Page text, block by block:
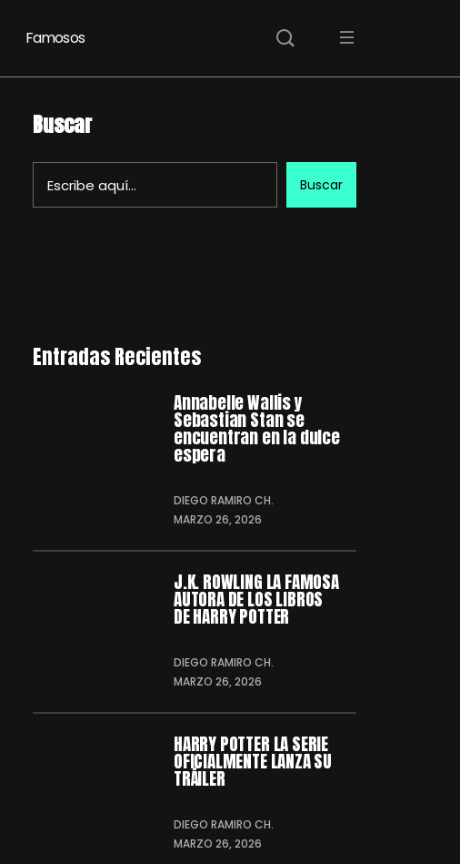
Famosos
Buscar
Buscar
Entradas Recientes
Annabelle Wallis y
Sebastian Stan se
encuentran en la dulce
espera
DIEGO RAMIRO CH.
MARZO 26, 2026
J.K. ROWLING LA FAMOSA
AUTORA DE LOS LIBROS
DE HARRY POTTER
DIEGO RAMIRO CH.
MARZO 26, 2026
HARRY POTTER LA SERIE
OFICIALMENTE LANZA SU
TRÁILER
DIEGO RAMIRO CH.
MARZO 26, 2026